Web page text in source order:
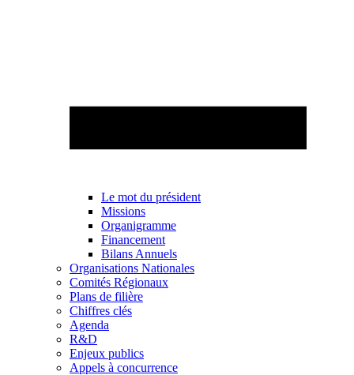
Le mot du président
Missions
Organigramme
Financement
Bilans Annuels
Organisations Nationales
Comités Régionaux
Plans de filière
Chiffres clés
Agenda
R&D
Enjeux publics
Appels à concurrence